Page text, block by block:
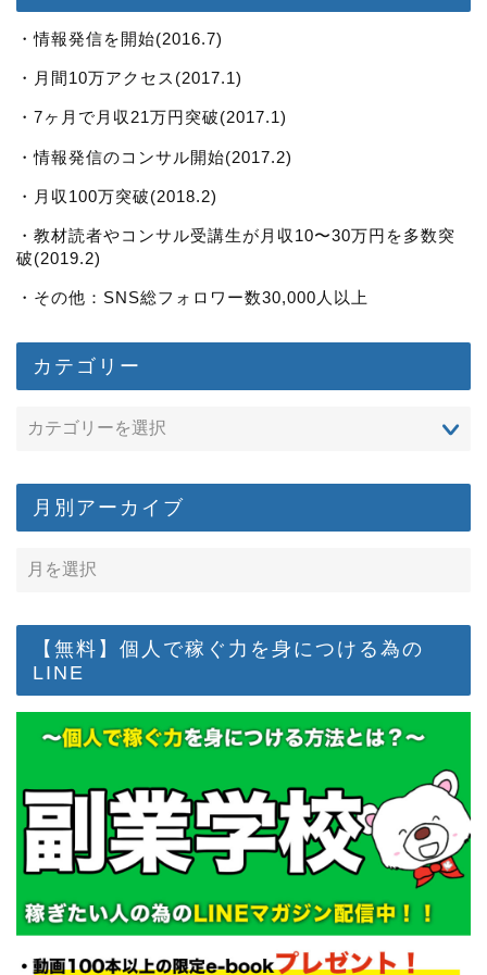
・情報発信を開始(2016.7)
・月間10万アクセス(2017.1)
・7ヶ月で月収21万円突破(2017.1)
・情報発信のコンサル開始(2017.2)
・月収100万突破(2018.2)
・教材読者やコンサル受講生が月収10〜30万円を多数突
破(2019.2)
・その他：SNS総フォロワー数30,000人以上
カテゴリー
月別アーカイブ
【無料】個人で稼ぐ力を身につける為の
LINE